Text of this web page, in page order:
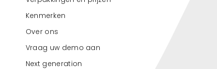
Kenmerken
Over ons
Vraag uw demo aan
Next generation